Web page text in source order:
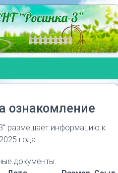
ознакомление
размещает информацию к
года
документы: